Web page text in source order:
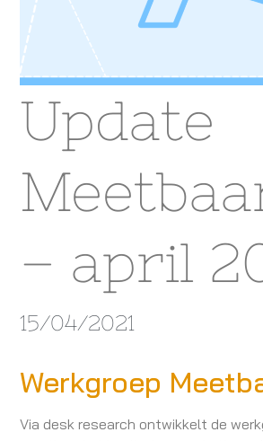
Update
– april
15/04/2021
Werkgroep
Via desk research ontwikkelt de